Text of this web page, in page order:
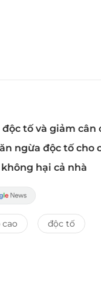
tố và giảm cân
ngừa độc tố cho
hại cả nhà
cao độc tố